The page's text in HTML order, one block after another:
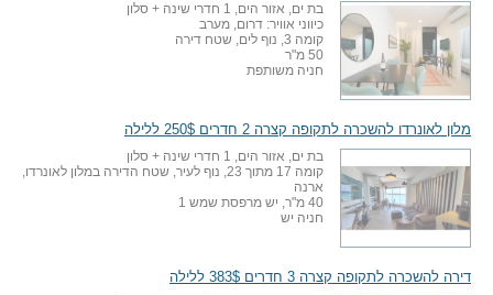
בת ים, אזור הים, 1 חדרי שינה + סלון
כיווני אוויר: דרום, מערב
קומה 3, נוף לים, שטח דירה
50 מ"ר
חניה משותפת
מלון לאונרדו להשכרה לתקופה קצרה 2 חדרים 250$ ללילה
בת ים, אזור הים, 1 חדרי שינה + סלון
קומה 17 מתוך 23, נוף לעיר, שטח הדירה במלון לאונרדו,
ארנה
40 מ"ר, יש מרפסת שמש 1
חניה יש
דירה להשכרה לתקופה קצרה 3 חדרים 383$ ללילה